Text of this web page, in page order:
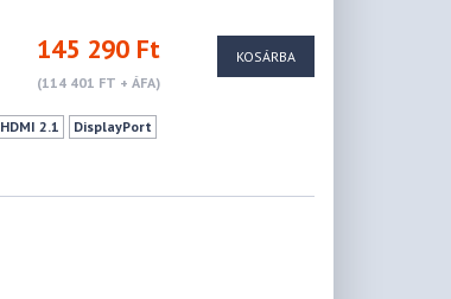
145 290 Ft
(114 401 FT + ÁFA)
HDMI 2.1
DisplayPort
KOSÁRBA